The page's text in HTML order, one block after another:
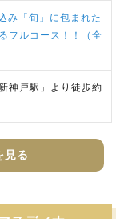
み「旬」に包まれた
フルコース！！（全
神戸駅」より徒歩約
見る